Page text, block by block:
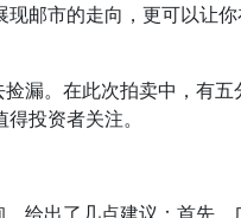
邮市的走向，更可以让
漏。在此次拍卖中，有五
投资者关注。
给出了几点建议：首先，